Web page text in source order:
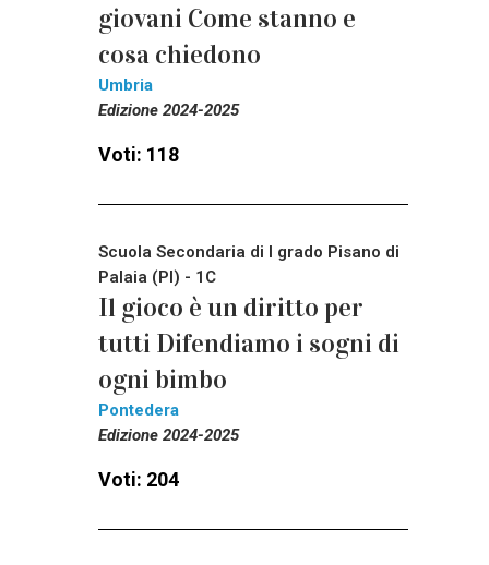
giovani Come stanno e
cosa chiedono
Umbria
Edizione 2024-2025
Voti: 118
Scuola Secondaria di I grado Pisano di
Palaia (PI) - 1C
Il gioco è un diritto per
tutti Difendiamo i sogni di
ogni bimbo
Pontedera
Edizione 2024-2025
Voti: 204